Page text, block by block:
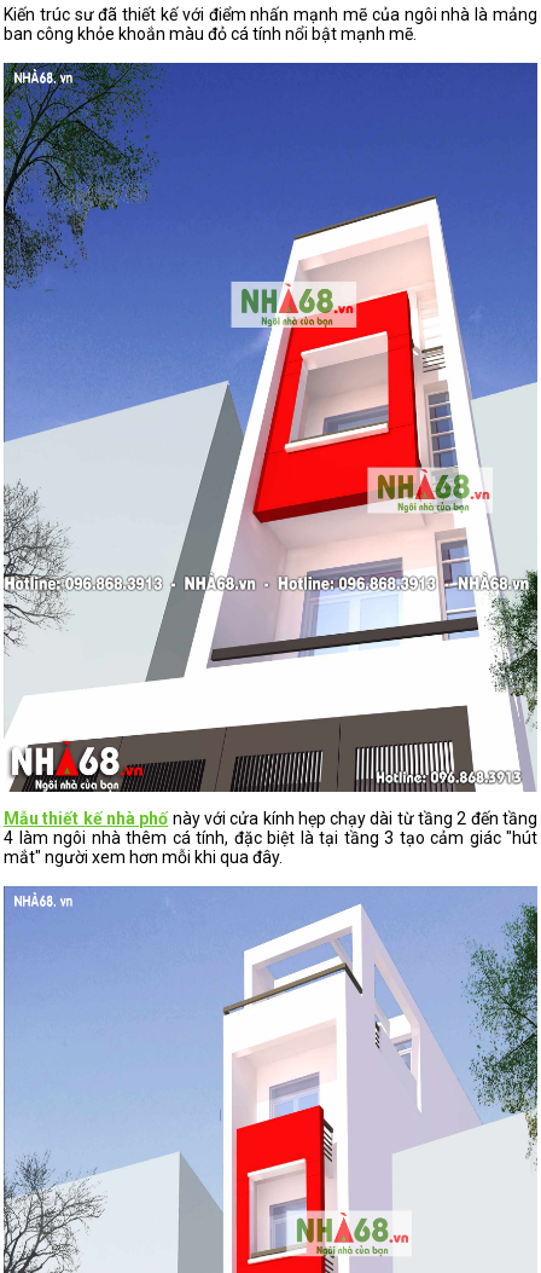
Kiến trúc sư đã thiết kế với điểm nhấn mạnh mẽ của ngôi nhà là mảng
ban công khỏe khoắn màu đỏ cá tính nổi bật mạnh mẽ.
Mẫu thiết kế nhà phốnày với cửa kính hẹp chạy dài từ tầng 2 đến tầng
4 làm ngôi nhà thêm cá tính, đặc biệt là tại tầng 3 tạo cảm giác "hút
mắt" người xem hơn mỗi khi qua đây.